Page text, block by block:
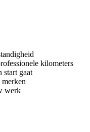
kilometers
start gaat
werk